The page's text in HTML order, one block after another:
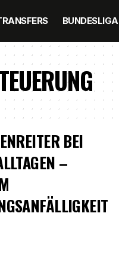
BUNDESLIGA
BEI
–